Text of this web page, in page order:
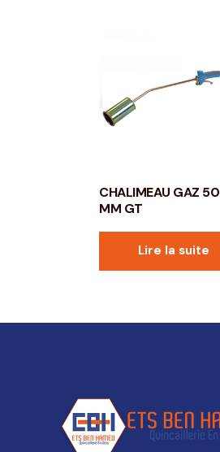
CHALIMEAU GAZ 50
MM GT
Lire la suite